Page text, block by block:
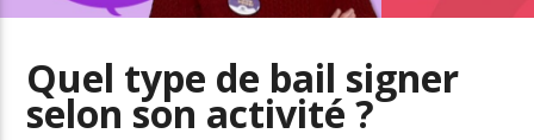
Comment valoriser mon
Quel type de bail signer
selon son activité ?